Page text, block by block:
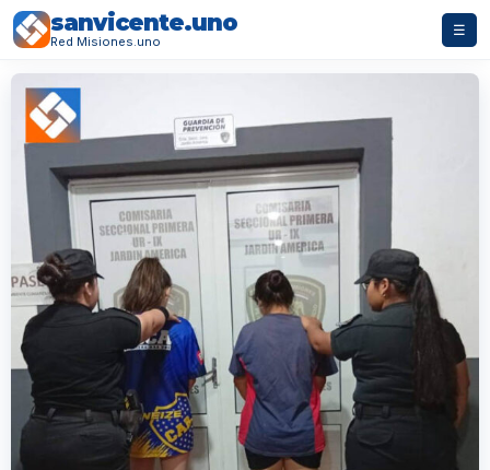
sanvicente.uno
Red Misiones.uno
☰